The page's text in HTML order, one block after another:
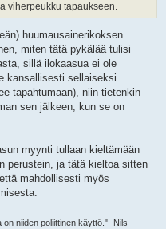
viherpeukku tapaukseen.
huumausainerikoksen
miten tätä pykälää tulisi
sillä ilokaasua ei ole
kansallisesti sellaiseksi
tapahtumaan), niin tietenkin
sen jälkeen, kun se on
myynti tullaan kieltämään
perustein, ja tätä kieltoa sitten
mahdollisesti myös
niiden poliittinen käyttö." -Nils